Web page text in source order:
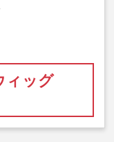
ィッグ